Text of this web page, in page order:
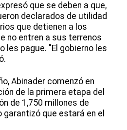
que se deben a que,
declarados de utilidad
que detienen a los
no entren a sus terrenos
les pague. "El gobierno les
Abinader comenzó en
de la primera etapa del
de 1,750 millones de
garantizó que estará en el